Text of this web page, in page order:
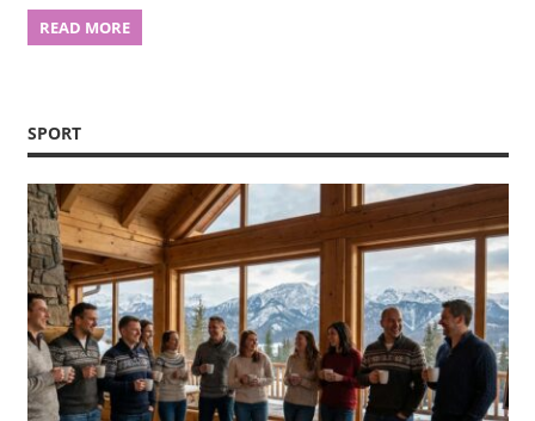
READ MORE
SPORT